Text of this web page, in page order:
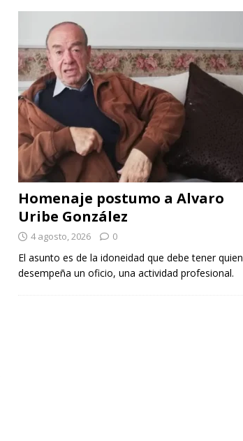
Homenaje postumo a Alvaro
Uribe González
4 agosto, 2026 0
El asunto es de la idoneidad que debe tener quien
desempeña un oficio, una actividad profesional.